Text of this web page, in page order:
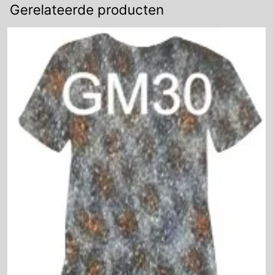
Gerelateerde producten